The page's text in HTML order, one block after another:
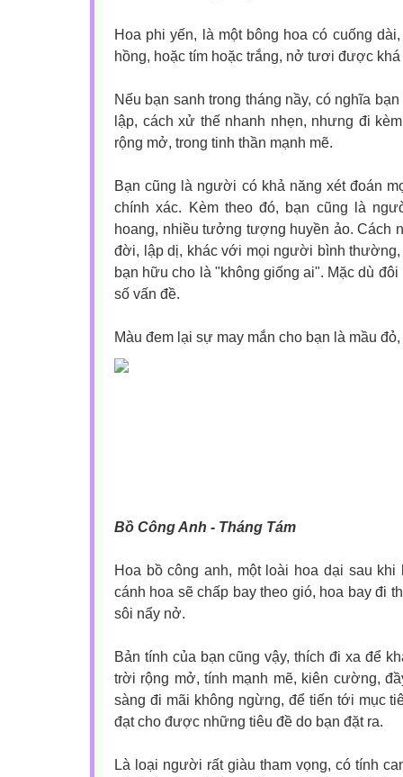
Hoa phi yến, là một bông hoa có cuống
hồng, hoặc tím hoặc trắng, nở tươi được khá
Nếu bạn sanh trong tháng nầy, có nghĩa
lập, cách xử thế nhanh nhẹn, nhưng đi
rộng mở, trong tinh thần mạnh mẽ.
Bạn cũng là người có khả năng xét đoán
chính xác. Kèm theo đó, bạn cũng là
hoang, nhiều tưởng tượng huyền ảo. Cách
đời, lập dị, khác với mọi người bình
bạn hữu cho là "không giống ai". Mặc dù
số vấn đề.
Màu đem lại sự may mắn cho bạn là mầu
Bồ Công Anh - Tháng Tám
Hoa bồ công anh, một loài hoa dại sau
cánh hoa sẽ chấp bay theo gió, hoa bay đi
sôi nẩy nở.
Bản tính của bạn cũng vậy, thích đi xa để
trời rộng mở, tính mạnh mẽ, kiên cường,
sàng đi mãi không ngừng, để tiến tới mục
đạt cho được những tiêu đề do bạn đặt ra.
Là loại người rất giàu tham vọng, có tính